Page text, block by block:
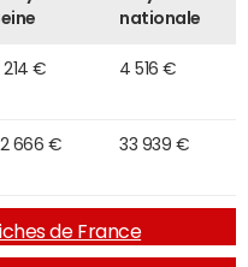
nationale
214 € 4 516 €
666 € 33 939 €
de France